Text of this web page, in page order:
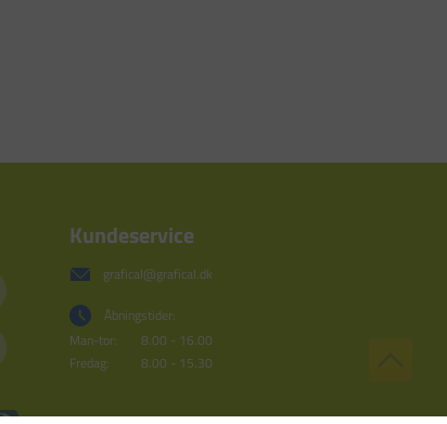
Kundeservice
grafical@grafical.dk
Åbningstider:
Man-tor:
8.00 - 16.00
Fredag:
8.00 - 15.30